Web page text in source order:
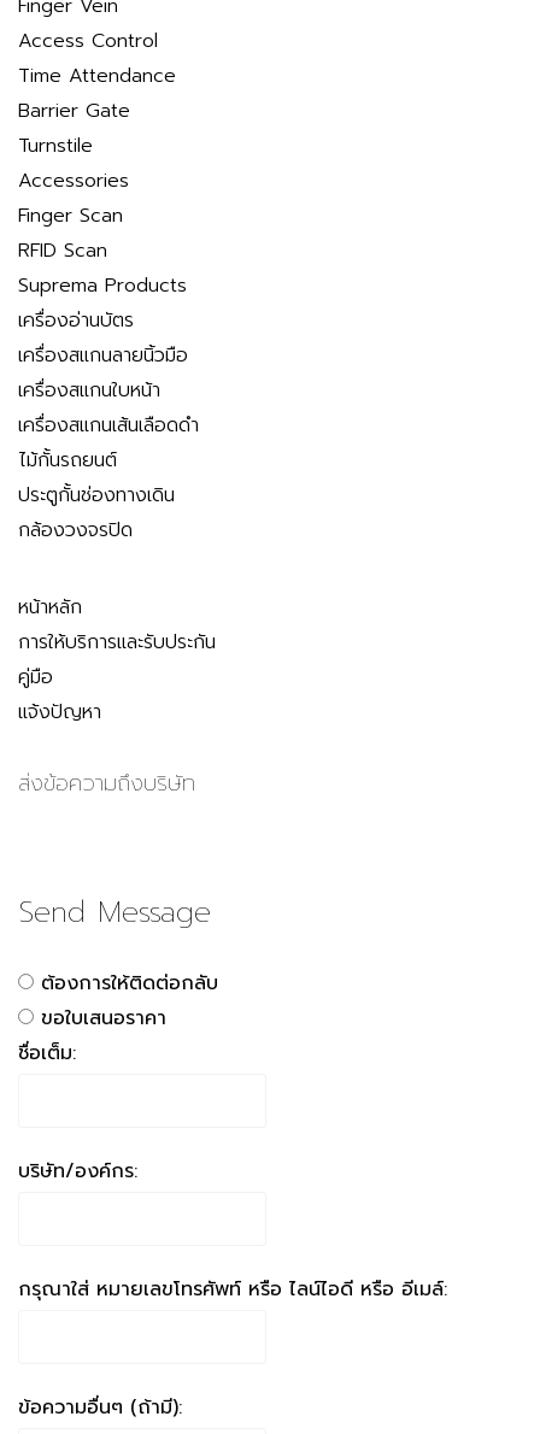
Finger Vein
Access Control
Time Attendance
Barrier Gate
Turnstile
Accessories
Finger Scan
RFID Scan
Suprema Products
เครื่องอ่านบัตร
เครื่องสแกนลายนิ้วมือ
เครื่องสแกนใบหน้า
เครื่องสแกนเส้นเลือดดำ
ไม้กั้นรถยนต์
ประตูกั้นช่องทางเดิน
กล้องวงจรปิด
หน้าหลัก
การให้บริการและรับประกัน
คู่มือ
แจ้งปัญหา
ส่งข้อความถึงบริษัท
Send Message
ต้องการให้ติดต่อกลับ
ขอใบเสนอราคา
ชื่อเต็ม:
บริษัท/องค์กร:
กรุณาใส่ หมายเลขโทรศัพท์ หรือ ไลน์ไอดี หรือ อีเมล์:
ข้อความอื่นๆ (ถ้ามี):